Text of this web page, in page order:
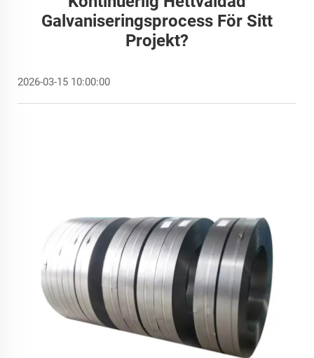
Galvaniseringsprocess För Sitt
Projekt?
2026-03-15 10:00:00